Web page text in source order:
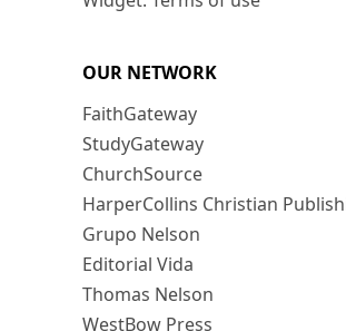
OUR NETWORK
FaithGateway
StudyGateway
ChurchSource
HarperCollins Christian
Grupo Nelson
Editorial Vida
Thomas Nelson
WestBow Press